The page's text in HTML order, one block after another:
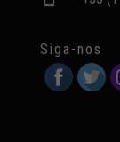
Siga-nos